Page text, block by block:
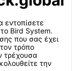
εντοπίσετε
Bird System.
που σας έχει
τρόπο
τρέχουσα
την